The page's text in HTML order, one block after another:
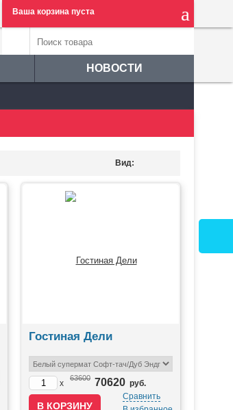
Ваша корзина пуста
НОВОСТИ
Вид:
Гостиная Дели
x
63600 70620 руб.
Сравнить